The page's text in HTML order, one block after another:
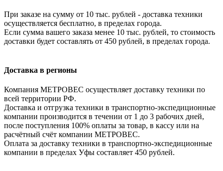
При заказе на сумму от 10 тыс. рублей - доставка техники
осуществляется бесплатно, в пределах города.
Если сумма вашего заказа менее 10 тыс. рублей, то стоимость
доставки будет составлять от 450 рублей, в пределах города.
Доставка в регионы
Компания МЕТРОВЕС осуществляет доставку техники по
всей территории РФ.
Доставка и отгрузка техники в транспортно-экспедиционные
компании производится в течении от 1 до 3 рабочих дней,
после поступления 100% оплаты за товар, в кассу или на
расчётный счёт компании МЕТРОВЕС.
Оплата за доставку техники в транспортно-экспедиционные
компании в пределах Уфы составляет 450 рублей.